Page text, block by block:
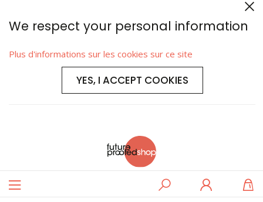
We respect your personal information
Plus d'informations sur les cookies sur ce site
YES, I ACCEPT COOKIES
Basculer
Rechercher